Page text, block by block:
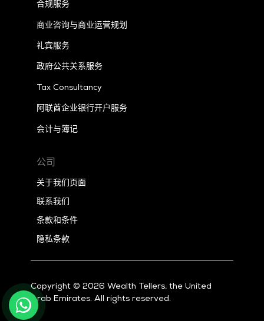
合规服务
商业咨询与商业运营规划
礼宾服务
政府公共关系服务
TaxConsultancy
阿联酋企业银行开户服务
会计与簿记
公司
关于我们页面
联系我们
条款和条件
隐私条款
Copyright © 2026 Wealth Tellers, the United
Arab Emirates. All rights reserved.